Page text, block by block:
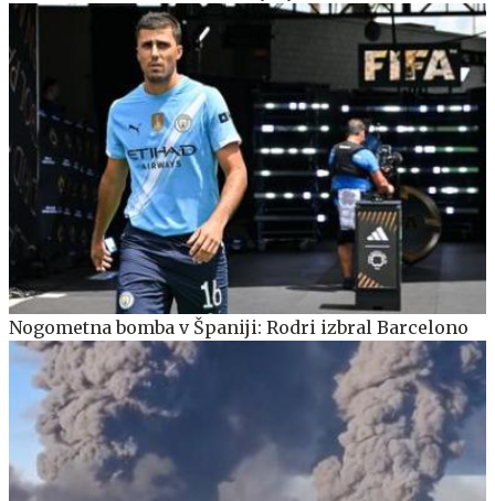
Nogometna bomba v Španiji: Rodri izbral Barcelono